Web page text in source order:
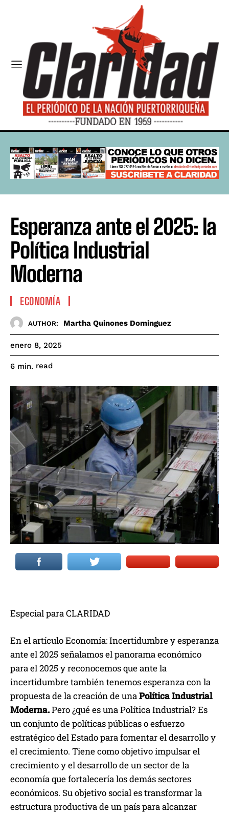
Esperanza ante el 2025: la
Política Industrial
Moderna
ECONOMÍA
AUTHOR: Martha Quinones Dominguez
enero 8, 2025
6 min. read
Especial para CLARIDAD
En el artículo Economía: Incertidumbre y esperanza
ante el 2025 señalamos el panorama económico
para el 2025 y reconocemos que ante la
incertidumbre también tenemos esperanza con la
propuesta de la creación de unaPolítica Industrial
Moderna.Pero ¿qué es una Política Industrial? Es
un conjunto de políticas públicas o esfuerzo
estratégico del Estado para fomentar el desarrollo y
el crecimiento. Tiene como objetivo impulsar el
crecimiento y el desarrollo de un sector de la
economía que fortalecería los demás sectores
económicos. Su objetivo social es transformar la
estructura productiva de un país para alcanzar